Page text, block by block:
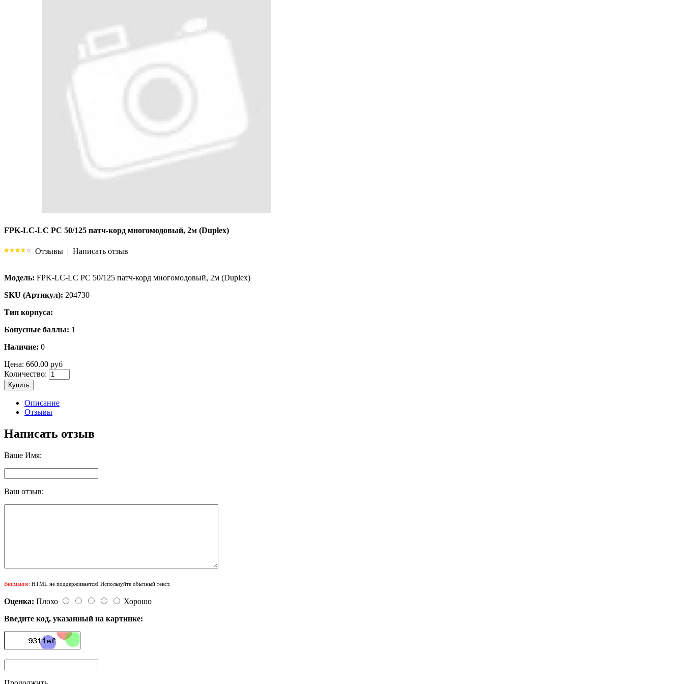
FPK-LC-LC PC 50/125 патч-корд многомодовый, 2м (Duplex)
Отзывы | Написать отзыв
Модель: FPK-LC-LC PC 50/125 патч-корд многомодовый, 2м (Duplex)
SKU (Артикул): 204730
Тип корпуса:
Бонусные баллы: 1
Наличие: 0
Цена: 660.00 руб
Количество:
Купить
Описание
Отзывы
Написать отзыв
Ваше Имя:
Ваш отзыв:
Внимание: HTML не поддерживается! Используйте обычный текст.
Оценка: Плохо
Хорошо
Введите код, указанный на картинке: